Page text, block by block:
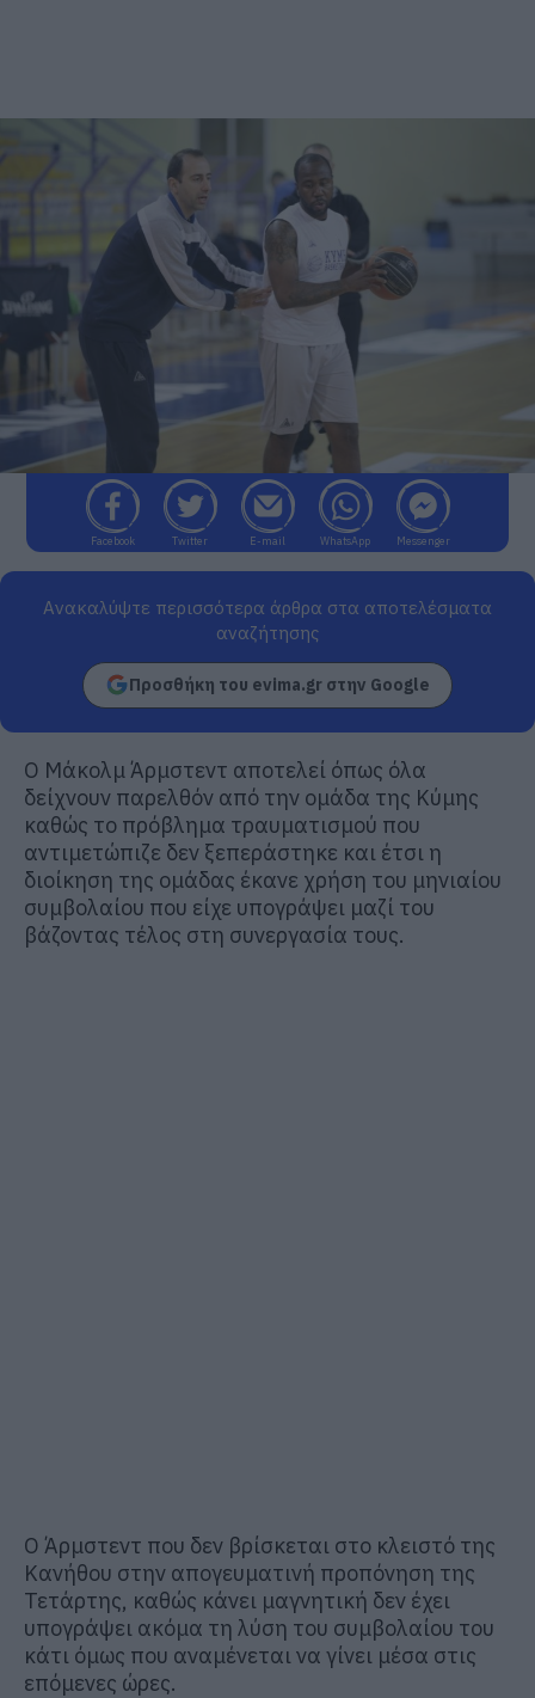
Facebook Twitter E-mail WhatsApp Messenger
Ανακαλύψτε περισσότερα άρθρα στα αποτελέσματα
αναζήτησης
Προσθήκη του evima.gr στην Google
Ο Μάκολμ Άρμστεντ αποτελεί όπως όλα
δείχνουν παρελθόν από την ομάδα της Κύμης
καθώς το πρόβλημα τραυματισμού που
αντιμετώπιζε δεν ξεπεράστηκε και έτσι η
διοίκηση της ομάδας έκανε χρήση του μηνιαίου
συμβολαίου που είχε υπογράψει μαζί του
βάζοντας τέλος στη συνεργασία τους.
Ο Άρμστεντ που δεν βρίσκεται στο κλειστό της
Κανήθου στην απογευματινή προπόνηση της
Τετάρτης, καθώς κάνει μαγνητική δεν έχει
υπογράψει ακόμα τη λύση του συμβολαίου του
κάτι όμως που αναμένεται να γίνει μέσα στις
επόμενες ώρες.